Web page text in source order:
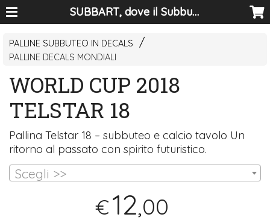
SUBBART, dove il Subbuteo diventa arte
PALLINE SUBBUTEO IN DECALS
PALLINE DECALS MONDIALI
WORLD CUP 2018
TELSTAR 18
Pallina Telstar 18 – subbuteo e calcio tavolo Un
ritorno al passato con spirito futuristico.
Scegli >>
€12,00